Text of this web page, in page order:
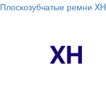
Плоскозубчатые ремни XH